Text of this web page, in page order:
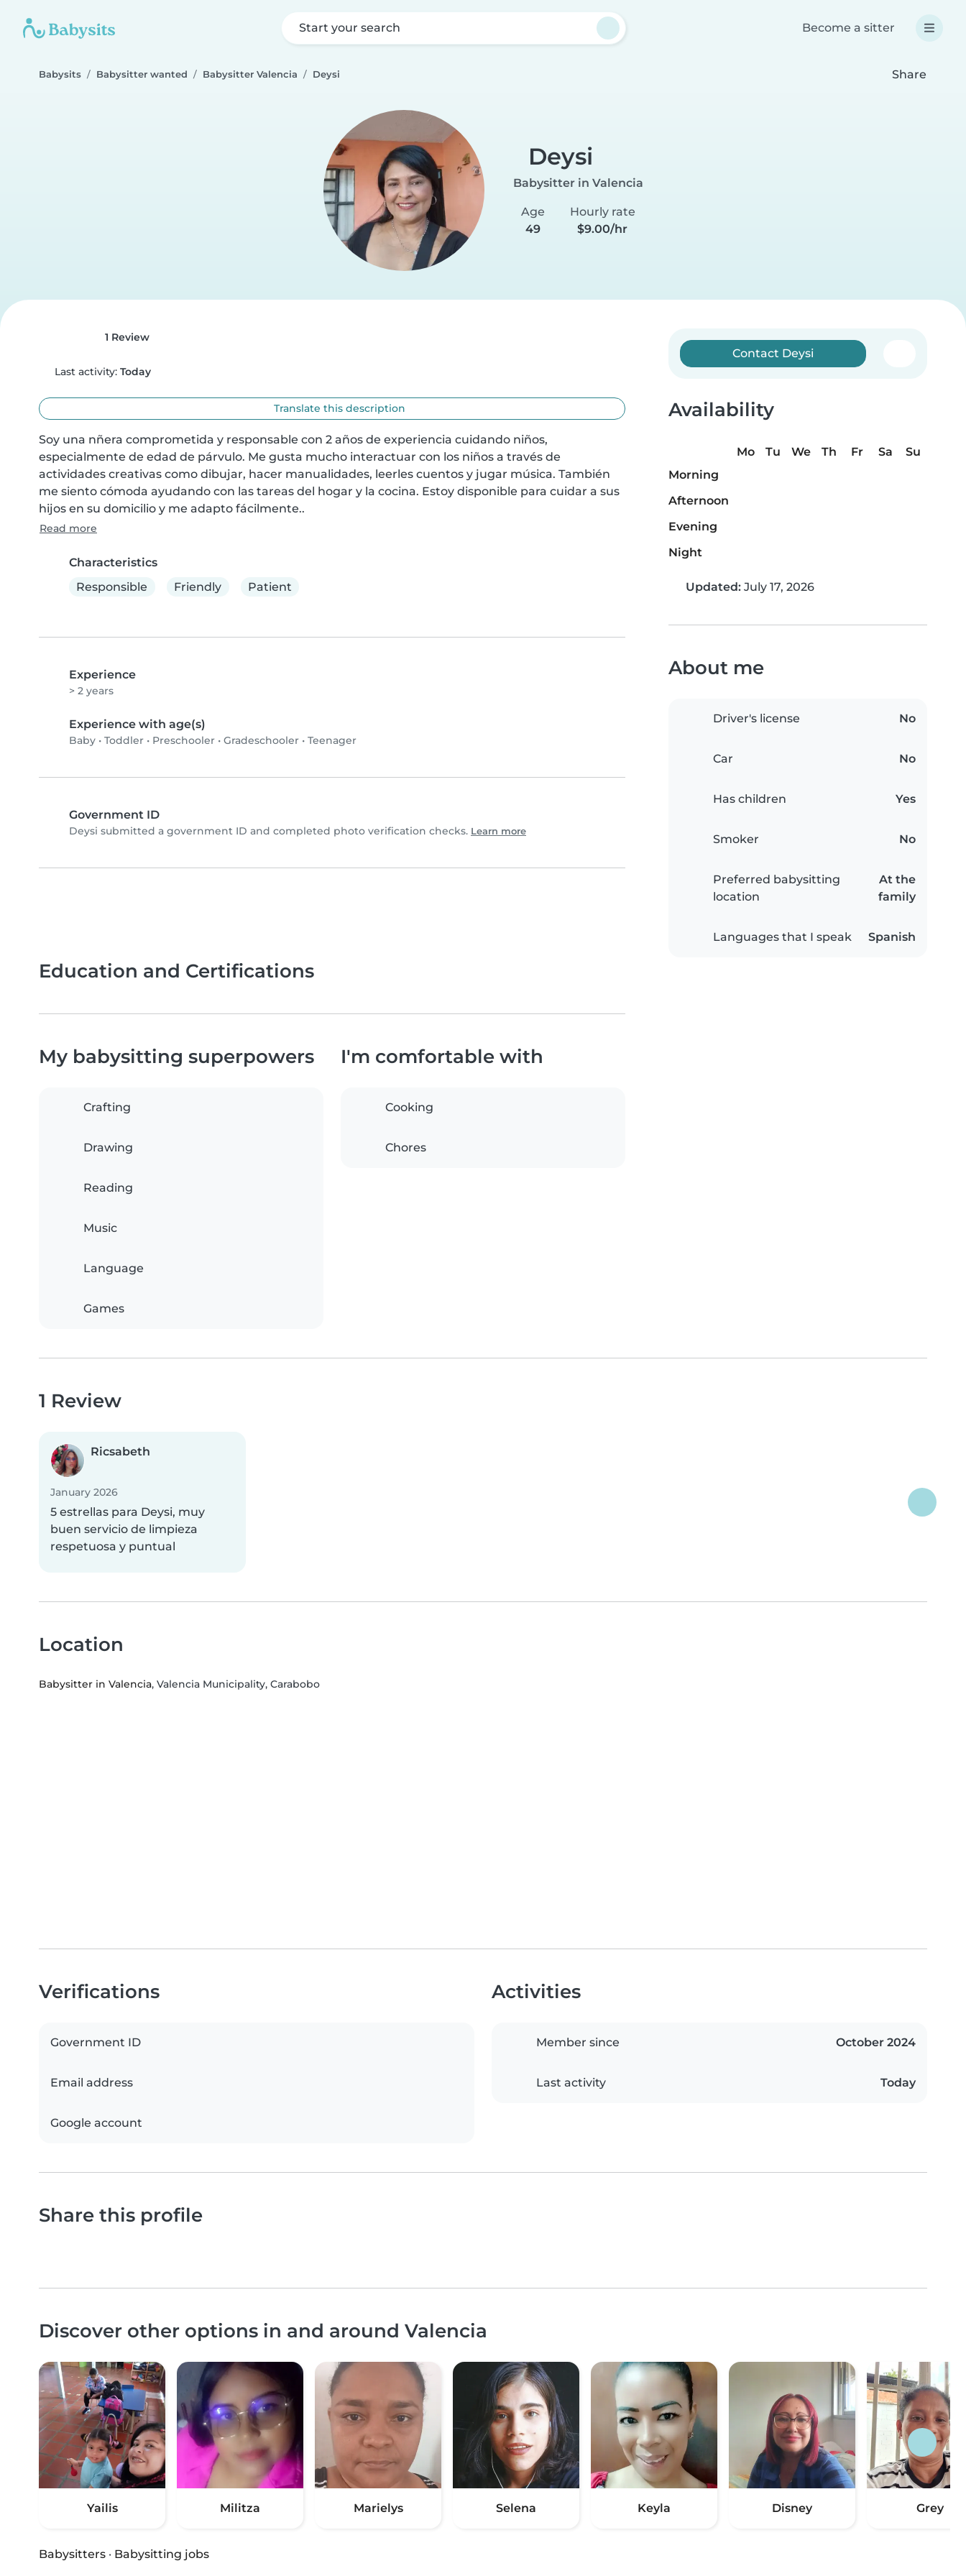
Start your search Become a sitter
Babysits Babysitter wanted Babysitter Valencia Deysi Share
Deysi
Babysitter in Valencia
Age
49
Hourly rate
$9.00/hr
1 Review
Last activity: Today
Translate this description
Soy una nñera comprometida y responsable con 2 años de experiencia cuidando niños,
especialmente de edad de párvulo. Me gusta mucho interactuar con los niños a través de
actividades creativas como dibujar, hacer manualidades, leerles cuentos y jugar música. También
me siento cómoda ayudando con las tareas del hogar y la cocina. Estoy disponible para cuidar a sus
hijos en su domicilio y me adapto fácilmente..
Read more
Characteristics
Responsible
Friendly Patient
Experience
> 2 years
Experience with age(s)
Baby • Toddler • Preschooler • Gradeschooler • Teenager
Government ID
Deysi submitted a government ID and completed photo verification checks. Learn more
Contact Deysi
Availability
Mo Tu We Th Fr Sa
Su
Morning
Afternoon
Evening
Night
Updated: July 17, 2026
About me
Driver's license No
Car No
Has children Yes
Smoker No
Preferred babysitting
location
At the
family
Languages that I speak Spanish
Education and Certifications
My babysitting superpowers
Crafting
Drawing
Reading
Music
Language
Games
I'm comfortable with
Cooking
Chores
1 Review
Ricsabeth
January 2026
5 estrellas para Deysi, muy
buen servicio de limpieza
respetuosa y puntual
Location
Babysitter in Valencia, Valencia Municipality, Carabobo
Verifications
Government ID
Email address
Google account
Activities
Member since October 2024
Last activity Today
Share this profile
Discover other options in and around Valencia
Yailis Militza Marielys Selena Keyla Disney Grey
Babysitters · Babysitting jobs